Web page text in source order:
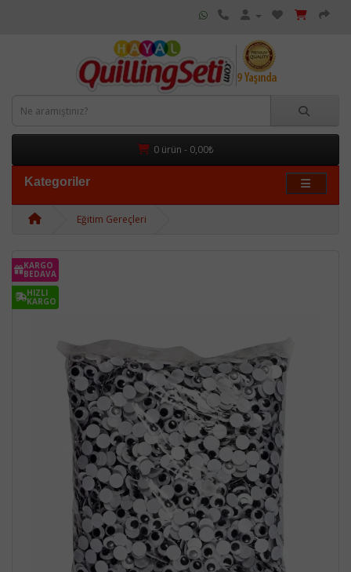
0 ürün - 0,00₺
Kategoriler
Eğitim Gereçleri
KARGO
BEDAVA
HIZLI
KARGO